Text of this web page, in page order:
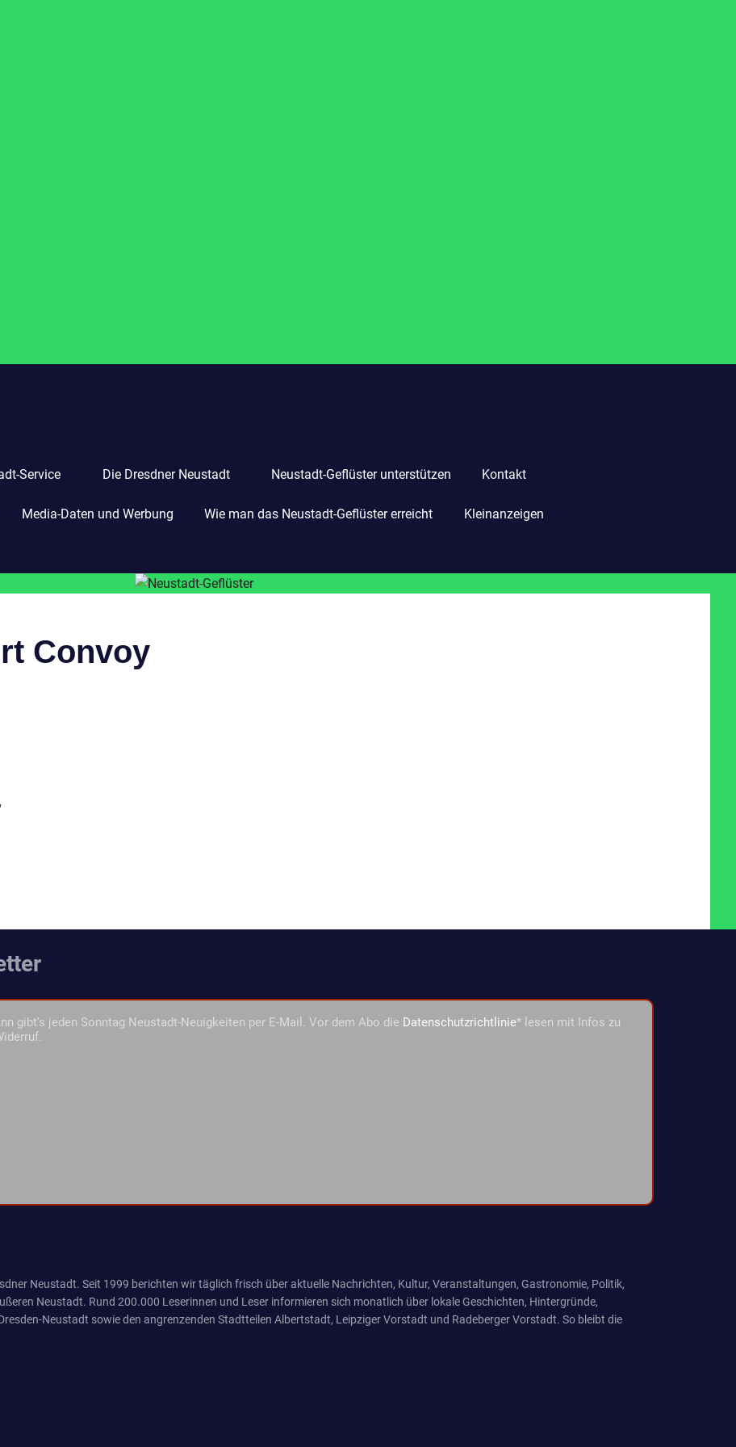
Service Die Dresdner Neustadt Neustadt-Geflüster unterstützen Kontakt
Media-Daten und Werbung Wie man das Neustadt-Geflüster erreicht Kleinanzeigen
Convoy
gibt's jeden Sonntag Neustadt-Neuigkeiten per E-Mail. Vor dem Abo die Datenschutzrichtlinie* lesen mit Infos zu
Neustadt. Seit 1999 berichten wir täglich frisch über aktuelle Nachrichten, Kultur, Veranstaltungen, Gastronomie, Politik,
Neustadt. Rund 200.000 Leserinnen und Leser informieren sich monatlich über lokale Geschichten, Hintergründe,
Neustadt sowie den angrenzenden Stadtteilen Albertstadt, Leipziger Vorstadt und Radeberger Vorstadt. So bleibt die